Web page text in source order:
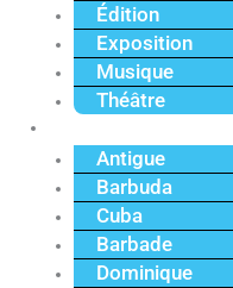
Édition
Exposition
Musique
Théâtre
Antigue
Barbuda
Cuba
Barbade
Dominique